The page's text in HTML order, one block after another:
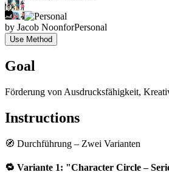
by Jacob NoonforPersonal
Use Method
Goal
Förderung von Ausdrucksfähigkeit,
Instructions
🧭 Durchführung – Zwei Varianten
🔁 Variante 1: "Character Circle –